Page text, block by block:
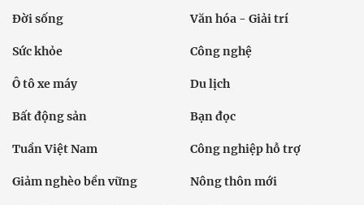
Đời sống Văn hóa - Giải trí
Sức khỏe Công nghệ
Ô tô xe máy Du lịch
Bất động sản Bạn đọc
Tuần Việt Nam Công nghiệp hỗ trợ
Giảm nghèo bền vững Nông thôn mới